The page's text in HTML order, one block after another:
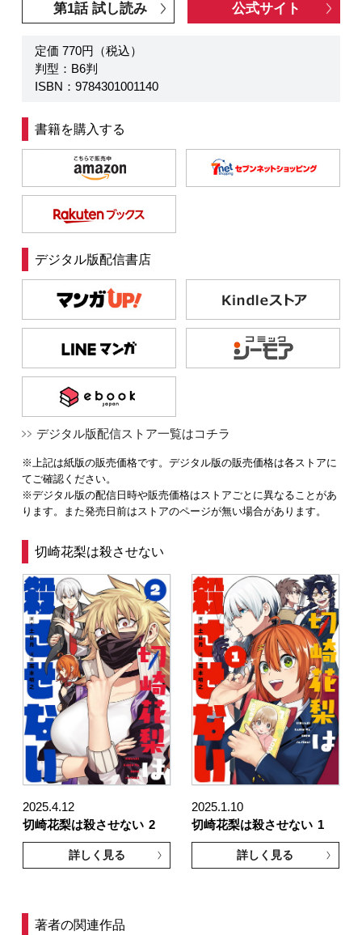
第1話 試し読み 公式サイト
定価 770円（税込）
判型：B6判
ISBN：9784301001140
書籍を購入する
デジタル版配信書店
デジタル版配信ストア一覧はコチラ
※上記は紙版の販売価格です。デジタル版の販売価格は各ストアに
てご確認ください。
※デジタル版の配信日時や販売価格はストアごとに異なることがあ
ります。また発売日前はストアのページが無い場合があります。
切崎花梨は殺させない
2025.4.12
切崎花梨は殺させない 2
詳しく見る
2025.1.10
切崎花梨は殺させない 1
詳しく見る
著者の関連作品